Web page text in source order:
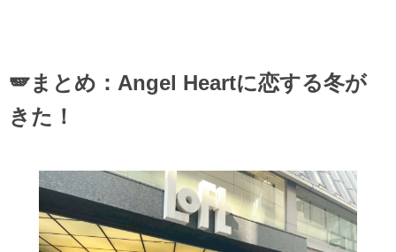
🪽まとめ：Angel Heartに恋する冬が
きた！